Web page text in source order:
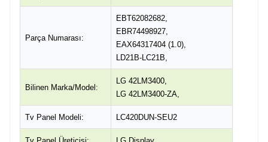
Parça Numarası:
EBT62082682,
EBR74498927,
EAX64317404 (1.0),
LD21B-LC21B,
Bilinen Marka/Model:
LG 42LM3400,
LG 42LM3400-ZA,
Tv Panel Modeli: LC420DUN-SEU2